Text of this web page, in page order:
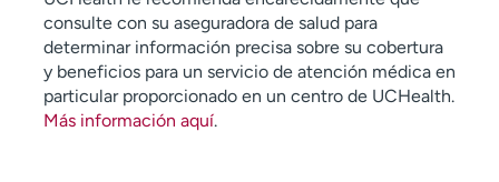
consulte con su aseguradora de salud para
determinar información precisa sobre su cobertura
y beneficios para un servicio de atención médica en
particular proporcionado en un centro de UCHealth.
Más información aquí.